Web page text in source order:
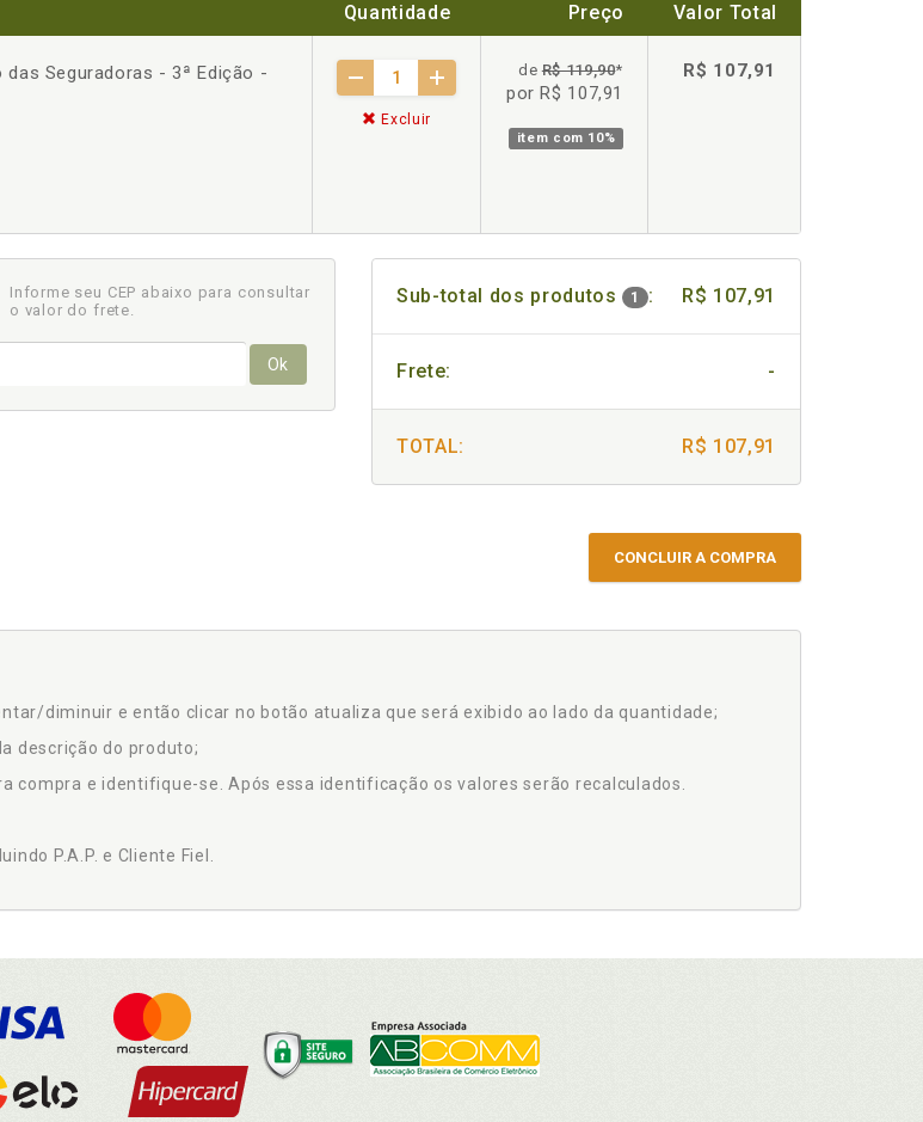
Quantidade Preço Valor Total
Seguradoras - 3ª Edição -
Excluir
deR$ 119,90*
por R$ 107,91
item com 10%
R$ 107,91
Informe seu CEP abaixo para consultar
o valor do frete.
Ok
Sub-total dos produtos 1 : R$ 107,91
Frete: -
TOTAL: R$ 107,91
CONCLUIR A COMPRA
diminuir e então clicar no botão atualiza que será exibido ao lado da quantidade;
descrição do produto;
compra e identifique-se. Após essa identificação os valores serão recalculados.
P.A.P. e Cliente Fiel.